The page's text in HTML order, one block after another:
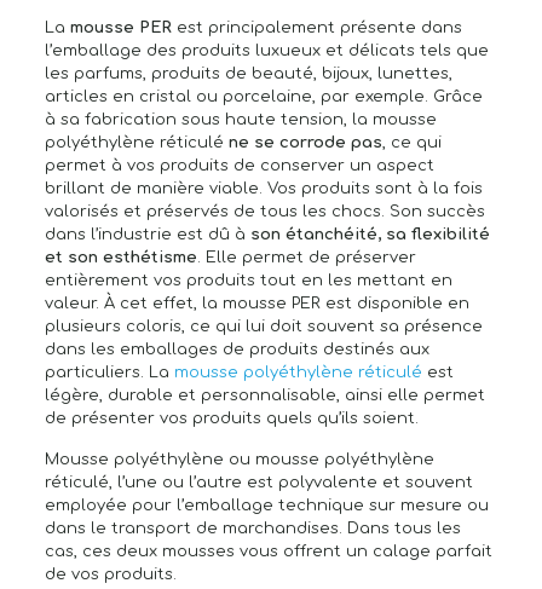
La mousse PERest principalement présente dans
l’emballage des produits luxueux et délicats tels que
les parfums, produits de beauté, bijoux, lunettes,
articles en cristal ou porcelaine, par exemple. Grâce
à sa fabrication sous haute tension, la mousse
polyéthylène réticulé ne se corrode pas, ce qui
permet à vos produits de conserver un aspect
brillant de manière viable. Vos produits sont à la fois
valorisés et préservés de tous les chocs. Son succès
dans l’industrie est dû à son étanchéité, sa flexibilité
et son esthétisme. Elle permet de préserver
entièrement vos produits tout en les mettant en
valeur. À cet effet, la mousse PER est disponible en
plusieurs coloris, ce qui lui doit souvent sa présence
dans les emballages de produits destinés aux
particuliers. La mousse polyéthylène réticulé est
légère, durable et personnalisable, ainsi elle permet
de présenter vos produits quels qu’ils soient.
Mousse polyéthylène ou mousse polyéthylène
réticulé, l’une ou l’autre est polyvalente et souvent
employée pour l’emballage technique sur mesure ou
dans le transport de marchandises. Dans tous les
cas, ces deux mousses vous offrent un calage parfait
de vos produits.